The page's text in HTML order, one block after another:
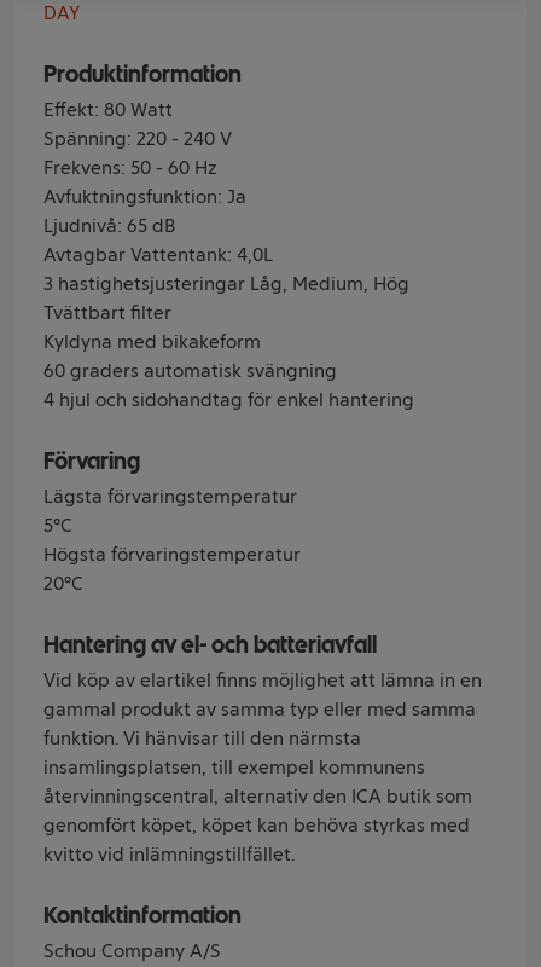
DAY
Produktinformation
Effekt: 80 Watt
Spänning: 220 - 240 V
Frekvens: 50 - 60 Hz
Avfuktningsfunktion: Ja
Ljudnivå: 65 dB
Avtagbar Vattentank: 4,0L
3 hastighetsjusteringar Låg, Medium, Hög
Tvättbart filter
Kyldyna med bikakeform
60 graders automatisk svängning
4 hjul och sidohandtag för enkel hantering
Förvaring
Lägsta förvaringstemperatur
5°C
Högsta förvaringstemperatur
20°C
Hantering av el- och batteriavfall
Vid köp av elartikel finns möjlighet att lämna in en
gammal produkt av samma typ eller med samma
funktion. Vi hänvisar till den närmsta
insamlingsplatsen, till exempel kommunens
återvinningscentral, alternativ den ICA butik som
genomfört köpet, köpet kan behöva styrkas med
kvitto vid inlämningstillfället.
Kontaktinformation
Schou Company A/S